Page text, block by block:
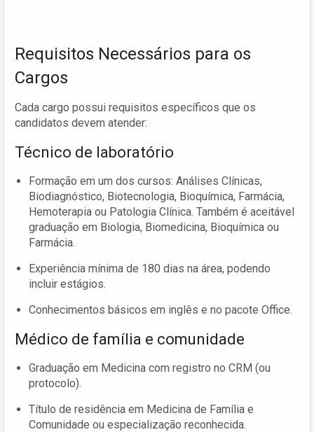
Requisitos Necessários para os
Cargos
Cada cargo possui requisitos específicos que os
candidatos devem atender:
Técnico de laboratório
Formação em um dos cursos: Análises Clínicas,
Biodiagnóstico, Biotecnologia, Bioquímica, Farmácia,
Hemoterapia ou Patologia Clínica. Também é aceitável
graduação em Biologia, Biomedicina, Bioquímica ou
Farmácia.
Experiência mínima de 180 dias na área, podendo
incluir estágios.
Conhecimentos básicos em inglês e no pacote Office.
Médico de família e comunidade
Graduação em Medicina com registro no CRM (ou
protocolo).
Título de residência em Medicina de Família e
Comunidade ou especialização reconhecida.